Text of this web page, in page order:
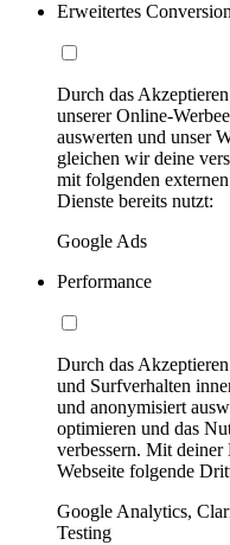
Erweitertes
Durch das
unserer Online-
auswerten und unser
gleichen wir deine
mit folgenden
Dienste bereits nutzt:
Google Ads
Performance
Durch das
und Surfverhalten
und anonymisiert
optimieren und das
verbessern. Mit
Webseite folgende
Google Analytics,
Testing